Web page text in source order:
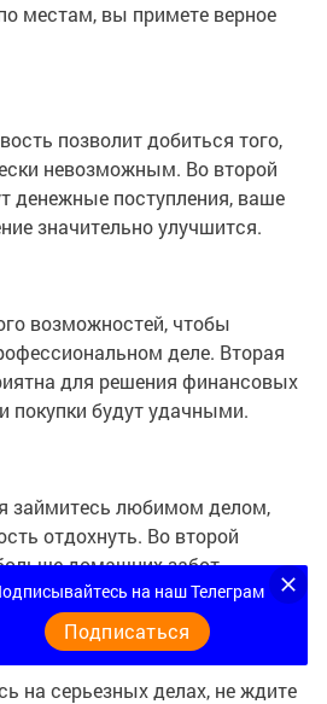
местам, вы примете верное
позволит добиться того,
невозможным. Во второй
денежные поступления, ваше
значительно улучшится.
возможностей, чтобы
деле. Вторая
для решения финансовых
покупки будут удачными.
займитесь любимом делом,
отдохнуть. Во второй
домашних забот,
какой-то небольшой ремонт.
на серьезных делах, не ждите
на наш Телеграм
Подписаться